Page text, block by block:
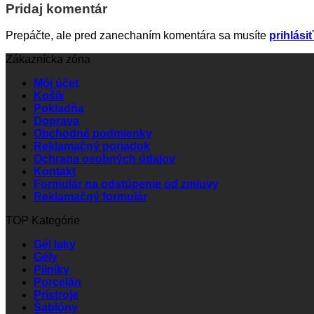
Pridaj komentár
Prepáčte, ale pred zanechaním komentára sa musíte prihlásiť
Zákaznícka zóna
Môj účet
Košík
Pokladňa
Doprava
Obchodné podmienky
Reklamačný poriadok
Ochrana osobných údajov
Kontakt
Formulár na odstúpenie od zmluvy
Reklamačný formulár
TOP Kategórie
Gél laky
Gély
Pilníky
Porcelán
Prístroje
Šablóny